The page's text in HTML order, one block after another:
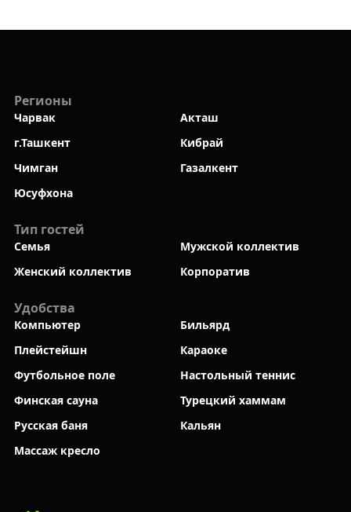
Регионы
Чарвак
Акташ
г.Ташкент
Кибрай
Чимган
Газалкент
Юсуфхона
Тип гостей
Семья
Мужской коллектив
Женский коллектив
Корпоратив
Удобства
Компьютер
Бильярд
Плейстейшн
Караоке
Футбольное поле
Настольный теннис
Финская сауна
Турецкий хаммам
Русская баня
Кальян
Массаж кресло